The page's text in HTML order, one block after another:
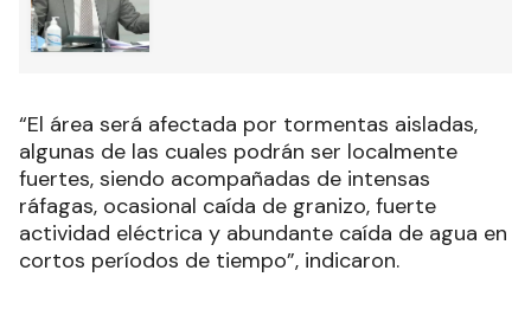
“El área será afectada por tormentas aisladas,
algunas de las cuales podrán ser localmente
fuertes, siendo acompañadas de intensas
ráfagas, ocasional caída de granizo, fuerte
actividad eléctrica y abundante caída de agua en
cortos períodos de tiempo”, indicaron.